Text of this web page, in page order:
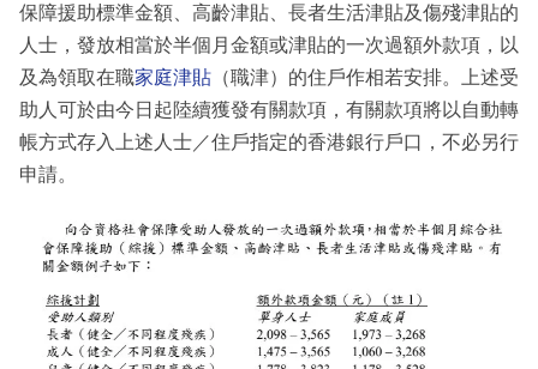
保障援助標準金額、高齡津貼、長者生活津貼及傷殘津貼的
人士，發放相當於半個月金額或津貼的一次過額外款項，以
及為領取在職家庭津貼 （職津）的住戶作相若安排。上述受
助人可於由今日起陸續獲發有關款項，有關款項將以自動轉
帳方式存入上述人士／住戶指定的香港銀行戶口，不必另行
申請。